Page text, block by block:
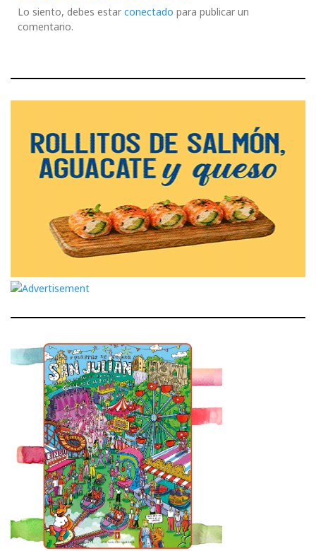
Lo siento, debes estar conectado para publicar un
comentario.